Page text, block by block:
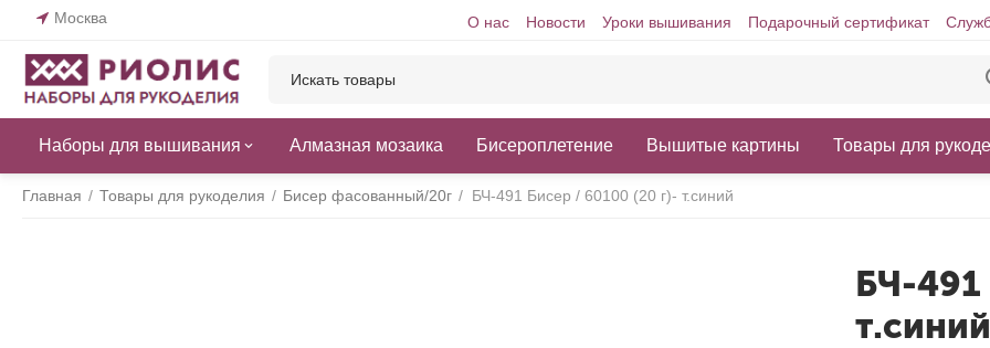
Москва О нас Новости Уроки вышивания Подарочный сертификат
Наборы для вышивания Алмазная мозаика Бисероплетение Вышитые картины Товары для
Главная / Товары для рукоделия / Бисер фасованный/20г / БЧ-491 Бисер / 60100 (20 г)- т.синий
БЧ-491
т.синий